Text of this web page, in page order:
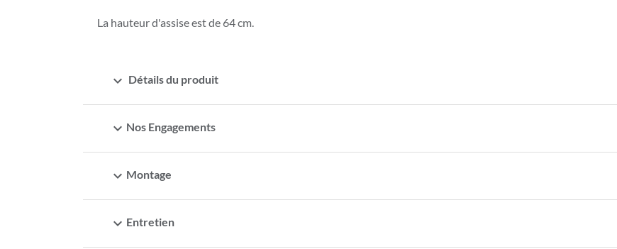
La hauteur d'assise est de 64 cm.
expand_more Détails du produit
expand_more Nos Engagements
expand_more Montage
expand_more Entretien